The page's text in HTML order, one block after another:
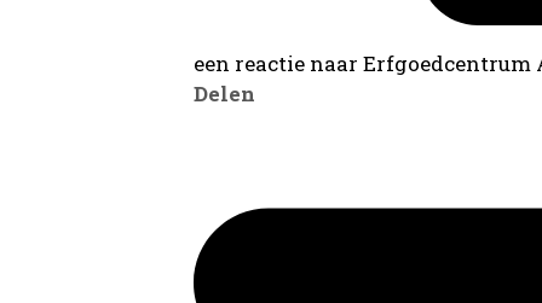
een reactie naar
Delen